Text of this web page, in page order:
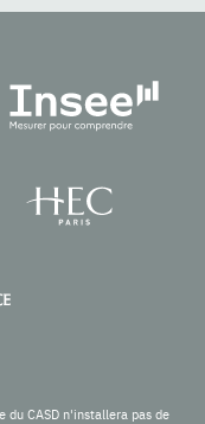
du CASD n'installera pas de